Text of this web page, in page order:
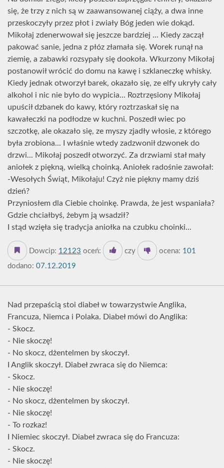
się, że trzy z nich są w zaawansowanej ciąży, a dwa inne
przeskoczyły przez płot i zwiały Bóg jeden wie dokąd.
Mikołaj zdenerwował się jeszcze bardziej ... Kiedy zaczął
pakować sanie, jedna z płóz złamała się. Worek runął na
ziemię, a zabawki rozsypały się dookoła. Wkurzony Mikołaj
postanowił wrócić do domu na kawę i szklaneczkę whisky.
Kiedy jednak otworzył barek, okazało się, ze elfy ukryły cały
alkohol i nic nie było do wypicia... Roztrzęsiony Mikołaj
upuścił dzbanek do kawy, który roztrzaskał się na
kawałeczki na podłodze w kuchni. Poszedł wiec po
szczotkę, ale okazało się, ze myszy zjadły włosie, z którego
była zrobiona... I właśnie wtedy zadzwonił dzwonek do
drzwi... Mikołaj poszedł otworzyć. Za drzwiami stał mały
aniołek z piękną, wielką choinką. Aniołek radośnie zawołał:
-Wesołych Świąt, Mikołaju! Czyż nie piękny mamy dziś
dzień?
Przyniosłem dla Ciebie choinkę. Prawda, że jest wspaniała?
Gdzie chciałbyś, żebym ją wsadził?
I stąd wzięła się tradycja aniołka na czubku choinki...
Dowcip: 12123 oceń: czy ocena: 101
dodano: 07.12.2019
Nad przepaścią stoi diabeł w towarzystwie Anglika,
Francuza, Niemca i Polaka. Diabeł mówi do Anglika:
- Skocz.
- Nie skoczę!
- No skocz, dżentelmen by skoczył.
I Anglik skoczył. Diabeł zwraca się do Niemca:
- Skocz.
- Nie skoczę!
- No skocz, dżentelmen by skoczył.
- Nie skoczę!
- To rozkaz!
I Niemiec skoczył. Diabeł zwraca się do Francuza:
- Skocz.
- Nie skoczę!